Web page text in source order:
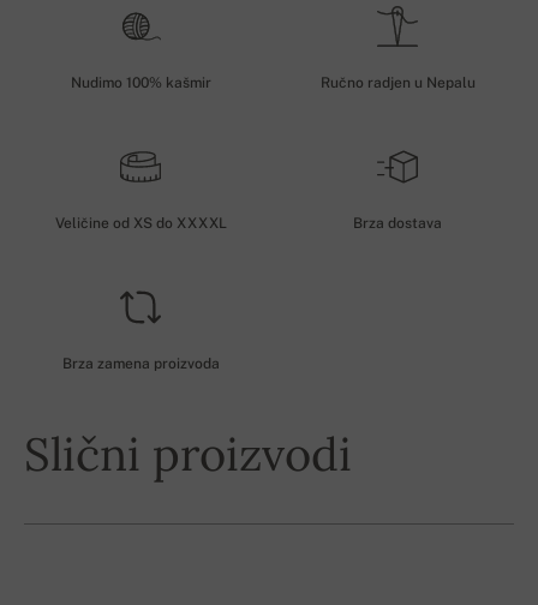
Nudimo 100% kašmir Ručno radjen u Nepalu
Veličine od XS do XXXXL Brza dostava
Brza zamena proizvoda
Slični proizvodi